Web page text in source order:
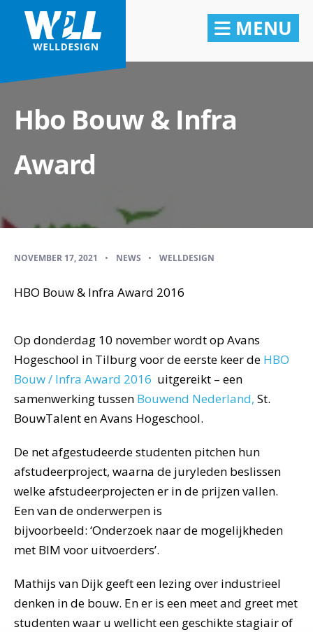
MENU
Hbo Bouw & Infra
Award
NOVEMBER 17, 2021 • NEWS • WELLDESIGN
HBO Bouw & Infra Award 2016
Op donderdag 10 november wordt op Avans
Hogeschool in Tilburg voor de eerste keer de HBO
Bouw / Infra Award 2016 uitgereikt – een
samenwerking tussen Bouwend Nederland, St.
BouwTalent en Avans Hogeschool.
De net afgestudeerde studenten pitchen hun
afstudeerproject, waarna de juryleden beslissen
welke afstudeerprojecten er in de prijzen vallen.
Een van de onderwerpen is
bijvoorbeeld: ‘Onderzoek naar de mogelijkheden
met BIM voor uitvoerders’.
Mathijs van Dijk geeft een lezing over industrieel
denken in de bouw. En er is een meet and greet met
studenten waar u wellicht een geschikte stagiair of